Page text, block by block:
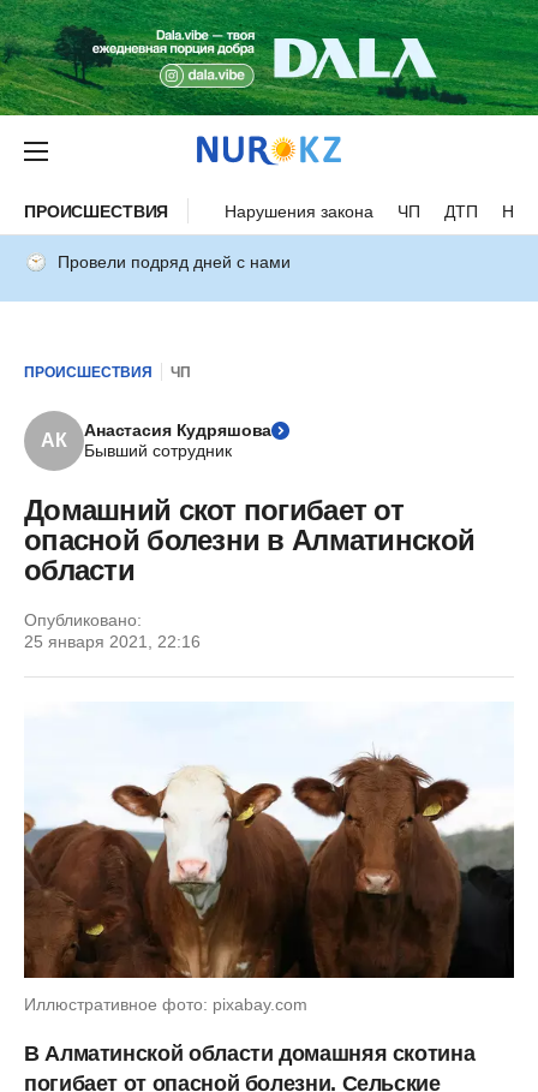
ПРОИСШЕСТВИЯ Нарушения закона ЧП ДТП
Провели подряд дней с нами
ПРОИСШЕСТВИЯ ЧП
АК
Анастасия Кудряшова
Бывший сотрудник
Домашний скот погибает от
опасной болезни в Алматинской
области
Опубликовано:
25 января 2021, 22:16
Иллюстративное фото: pixabay.com
В Алматинской области домашняя скотина
погибает от опасной болезни. Сельские